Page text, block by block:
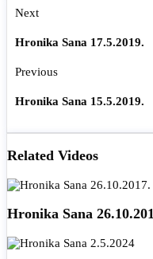
Next
Hronika Sana 17.5.2019.
Previous
Hronika Sana 15.5.2019.
Related Videos
Hronika Sana